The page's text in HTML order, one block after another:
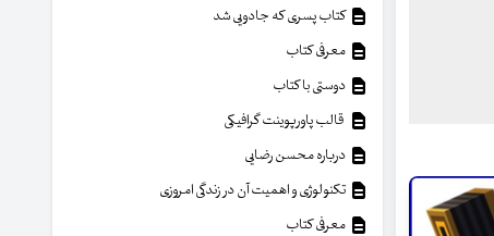
کتاب پسری که جادویی شد
معرفی کتاب
دوستی با کتاب
قالب پاورپوینت گرافیکی
درباره محسن رضایی
تکنولوژی و اهمیت آن در زندگی امروزی
معرفی کتاب